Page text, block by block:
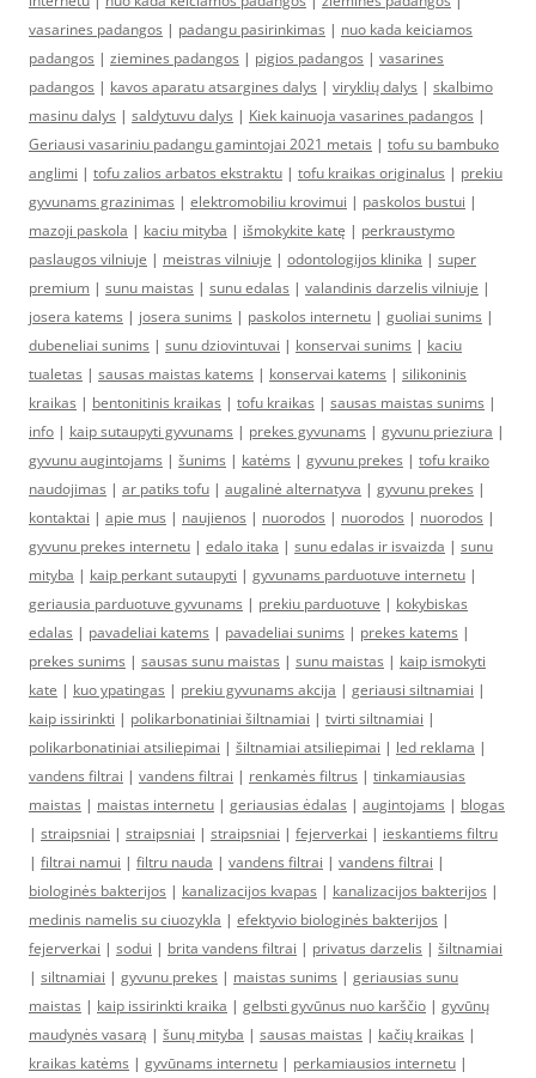
vasarines padangos | padangu pasirinkimas | nuo kada keiciamos
padangos | ziemines padangos | pigios padangos | vasarines
padangos | kavos aparatu atsargines dalys | viryklių dalys | skalbimo
masinu dalys | saldytuvu dalys | Kiek kainuoja vasarines padangos |
Geriausi vasariniu padangu gamintojai 2021 metais | tofu su bambuko
anglimi | tofu zalios arbatos ekstraktu | tofu kraikas originalus | prekiu
gyvunams grazinimas | elektromobiliu krovimui | paskolos bustui |
mazoji paskola | kaciu mityba | išmokykite katę | perkraustymo
paslaugos vilniuje | meistras vilniuje | odontologijos klinika | super
premium | sunu maistas | sunu edalas | valandinis darzelis vilniuje |
josera katems | josera sunims | paskolos internetu | guoliai sunims |
dubeneliai sunims | sunu dziovintuvai | konservai sunims | kaciu
tualetas | sausas maistas katems | konservai katems | silikoninis
kraikas | bentonitinis kraikas | tofu kraikas | sausas maistas sunims |
info | kaip sutaupyti gyvunams | prekes gyvunams | gyvunu prieziura |
gyvunu augintojams | šunims | katėms | gyvunu prekes | tofu kraiko
naudojimas | ar patiks tofu | augalinė alternatyva | gyvunu prekes |
kontaktai | apie mus | naujienos | nuorodos | nuorodos | nuorodos |
gyvunu prekes internetu | edalo itaka | sunu edalas ir isvaizda | sunu
mityba | kaip perkant sutaupyti | gyvunams parduotuve internetu |
geriausia parduotuve gyvunams | prekiu parduotuve | kokybiskas
edalas | pavadeliai katems | pavadeliai sunims | prekes katems |
prekes sunims | sausas sunu maistas | sunu maistas | kaip ismokyti
kate | kuo ypatingas | prekiu gyvunams akcija | geriausi siltnamiai |
kaip issirinkti | polikarbonatiniai šiltnamiai | tvirti siltnamiai |
polikarbonatiniai atsiliepimai | šiltnamiai atsiliepimai | led reklama |
vandens filtrai | vandens filtrai | renkamės filtrus | tinkamiausias
maistas | maistas internetu | geriausias ėdalas | augintojams | blogas
| straipsniai | straipsniai | straipsniai | fejerverkai | ieskantiems filtru
| filtrai namui | filtru nauda | vandens filtrai | vandens filtrai |
biologinės bakterijos | kanalizacijos kvapas | kanalizacijos bakterijos |
medinis namelis su ciuozykla | efektyvio biologinės bakterijos |
fejerverkai | sodui | brita vandens filtrai | privatus darzelis | šiltnamiai
| siltnamiai | gyvunu prekes | maistas sunims | geriausias sunu
maistas | kaip issirinkti kraika | gelbsti gyvūnus nuo karščio | gyvūnų
maudynės vasarą | šunų mityba | sausas maistas | kačių kraikas |
kraikas katėms | gyvūnams internetu | perkamiausios internetu |